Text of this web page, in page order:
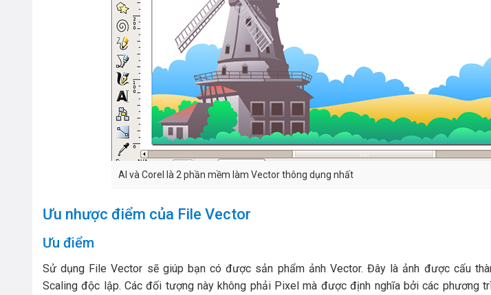
AI và Corel là 2 phần mềm làm Vector thông dụng nhất
Ưu nhược điểm của File Vector
Ưu điểm
Sử dụng File Vector sẽ giúp bạn có được sản phẩm ảnh Vector. Đây là ảnh được cấu
Scaling độc lập. Các đối tượng này không phải Pixel mà được định nghĩa bởi các phương